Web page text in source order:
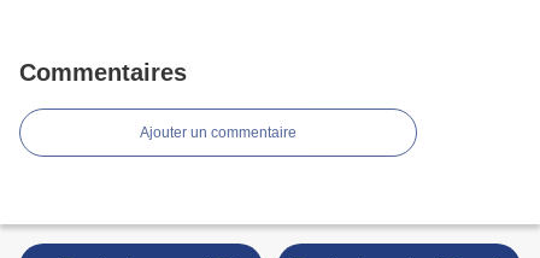
Commentaires
Ajouter un commentaire